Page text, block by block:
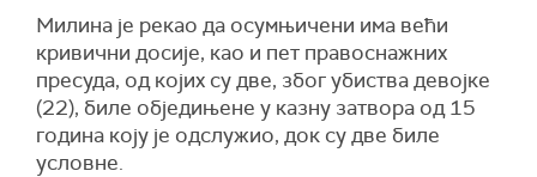
Милина је рекао да осумњичени има већи
кривични досије, као и пет правоснажних
пресуда, од којих су две, због убиства девојке
(22), биле обједињене у казну затвора од 15
година коју је одслужио, док су две биле
условне.